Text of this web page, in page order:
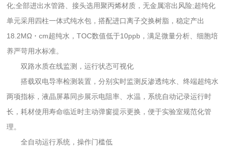
化;全部进出水管路、接头选用聚丙烯材质，无金属溶出风险;超纯化
单元采用四柱一体式纯水包，搭配进口离子交换树脂，稳定产出
18.2MΩ・cm超纯水，TOC数值低于10ppb，满足微量分析、细胞培
养严苛用水标准。
双路水质在线监测，运行状态可视化
搭载双电导率检测装置，分别实时监测反渗透纯水、终端超纯水
两项指标，液晶屏幕同步展示电阻率、水温，系统自动记录运行时
长，耗材使用寿命临近时主动弹窗提示更换，便于实验室规范化管
理。
全自动运行系统，操作门槛低